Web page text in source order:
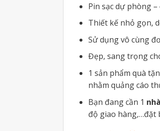
Pin sạc dự phòng
Thiết kế nhỏ gọn,
Sử dụng vô cùng
Đẹp, sang trọng
1 sản phẩm quà
nhằm quảng cáo
Bạn đang cần 1
độ giao hàng,…đặt